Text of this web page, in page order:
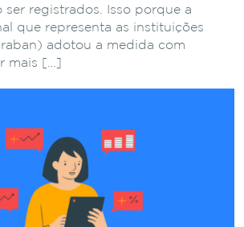
ser registrados. Isso porque a
que representa as instituições
adotou a medida com
mais […]